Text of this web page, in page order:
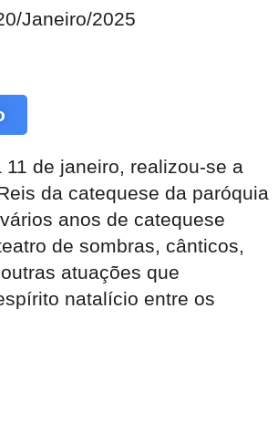
Janeiro/2025
11 de janeiro, realizou-se a
da catequese da paróquia
anos de catequese
de sombras, cânticos,
atuações que
natalício entre os